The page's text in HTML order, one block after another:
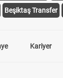
Beşiktaş Transfer
Kariyer